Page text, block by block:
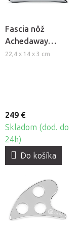
Fascia nôž
Achedaway
Scraper s
22,4 x 14 x 3 cm
249 €
Skladom (dod. do
24h)
Do košíka